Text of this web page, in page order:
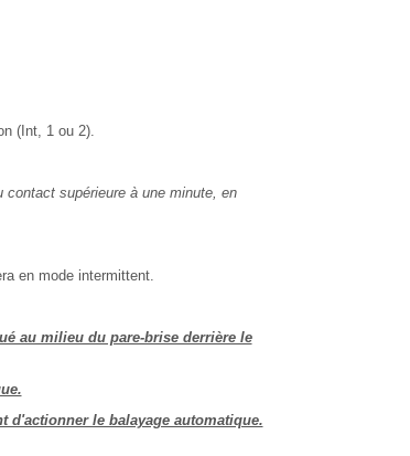
(Int, 1 ou 2).
supérieure à une minute, en
en mode intermittent.
au milieu du pare-brise derrière le
d'actionner le balayage automatique.